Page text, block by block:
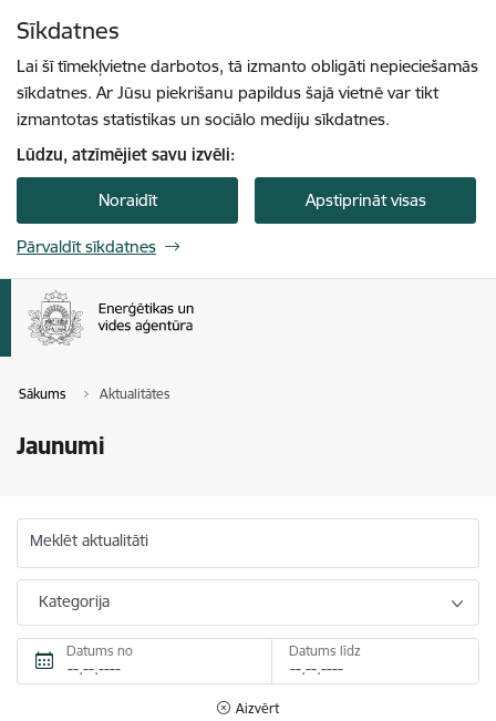
Sīkdatnes
Lai šī tīmekļvietne darbotos, tā izmanto obligāti nepieciešamās
sīkdatnes. Ar Jūsu piekrišanu papildus šajā vietnē var tikt
izmantotas statistikas un sociālo mediju sīkdatnes.
Lūdzu, atzīmējiet savu izvēli:
Noraidīt Apstiprināt visas
Pārvaldīt sīkdatnes
Sākums Aktualitātes
Jaunumi
Meklēt aktualitāti
Kategorija
Datums no Datums līdz
Aizvērt